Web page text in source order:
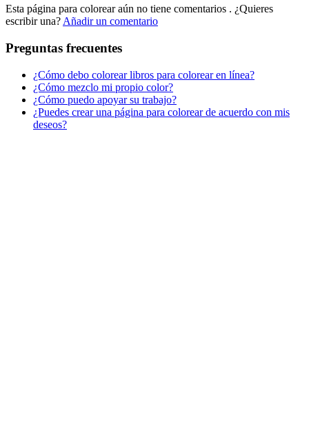
Esta página para colorear aún no tiene comentarios . ¿Quieres
escribir una? Añadir un comentario
Preguntas frecuentes
¿Cómo debo colorear libros para colorear en línea?
¿Cómo mezclo mi propio color?
¿Cómo puedo apoyar su trabajo?
¿Puedes crear una página para colorear de acuerdo con mis
deseos?